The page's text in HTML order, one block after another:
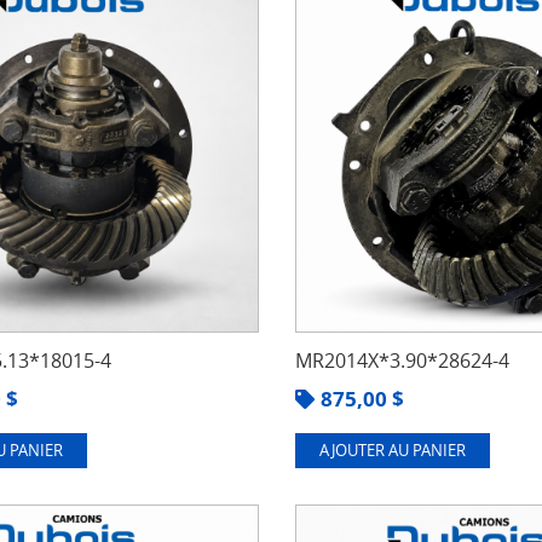
4
$
PANIER
MR2014X*3.90*28624-4
875,00 $
AJOUTER AU PANIER